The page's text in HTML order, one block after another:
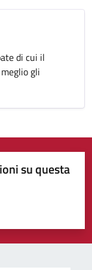
di cui il
gli
su questa